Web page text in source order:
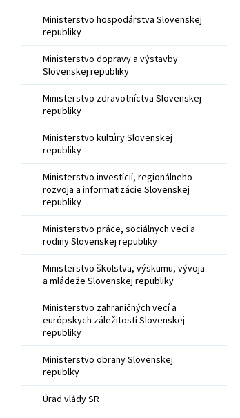
Ministerstvo hospodárstva Slovenskej
republiky
Ministerstvo dopravy a výstavby
Slovenskej republiky
Ministerstvo zdravotníctva Slovenskej
republiky
Ministerstvo kultúry Slovenskej
republiky
Ministerstvo investícií, regionálneho
rozvoja a informatizácie Slovenskej
republiky
Ministerstvo práce, sociálnych vecí a
rodiny Slovenskej republiky
Ministerstvo školstva, výskumu, vývoja
a mládeže Slovenskej republiky
Ministerstvo zahraničných vecí a
európskych záležitostí Slovenskej
republiky
Ministerstvo obrany Slovenskej
republky
Úrad vlády SR